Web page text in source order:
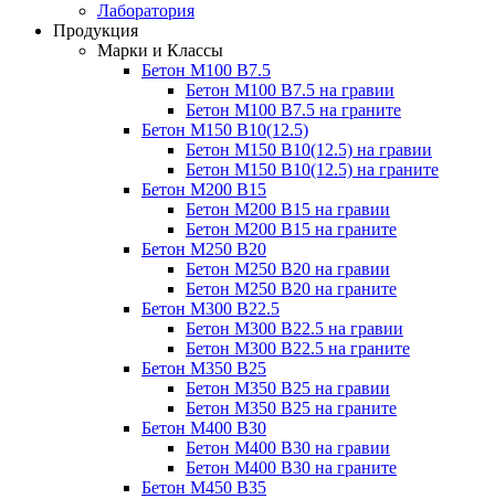
Лаборатория
Продукция
Марки и Классы
Бетон М100 В7.5
Бетон М100 В7.5 на гравии
Бетон М100 В7.5 на граните
Бетон М150 В10(12.5)
Бетон М150 В10(12.5) на гравии
Бетон М150 В10(12.5) на граните
Бетон М200 В15
Бетон М200 В15 на гравии
Бетон М200 В15 на граните
Бетон М250 В20
Бетон М250 В20 на гравии
Бетон М250 В20 на граните
Бетон М300 В22.5
Бетон М300 В22.5 на гравии
Бетон М300 В22.5 на граните
Бетон М350 В25
Бетон М350 В25 на гравии
Бетон М350 В25 на граните
Бетон М400 В30
Бетон М400 В30 на гравии
Бетон М400 В30 на граните
Бетон М450 В35